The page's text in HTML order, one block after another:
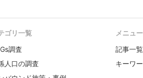
ゴリ一覧
調査
人口の調査
メニュー
記事一覧
キーワ